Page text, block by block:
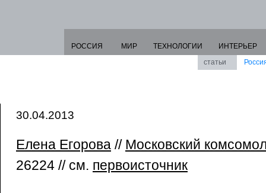
РОССИЯ МИР ТЕХНОЛОГИИ
ИНТЕРЬЕР
статьи
30.04.2013
Елена Егорова // Московский
26224 // см. первоисточник